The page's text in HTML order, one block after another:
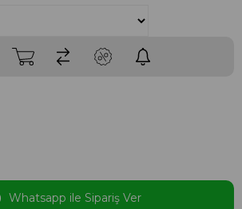
Whatsapp ile Sipariş Ver